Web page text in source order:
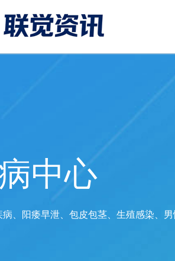
中心
病、阳痿早泄、包皮包茎、生殖感染、